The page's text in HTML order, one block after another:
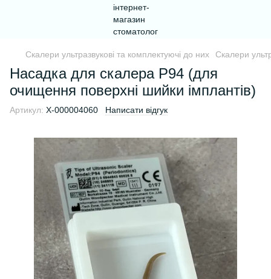
Скалери ультразвукові та комплектуючі до них Скалери
Насадка для скалера P94 (для
очищення поверхні шийки імплантів)
Артикул: Х-000004060 Написати відгук